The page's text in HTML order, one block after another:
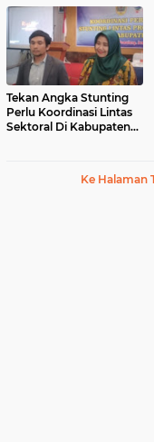
Tekan Angka Stunting
Perlu Koordinasi Lintas
Sektoral Di Kabupaten
Ke Halaman